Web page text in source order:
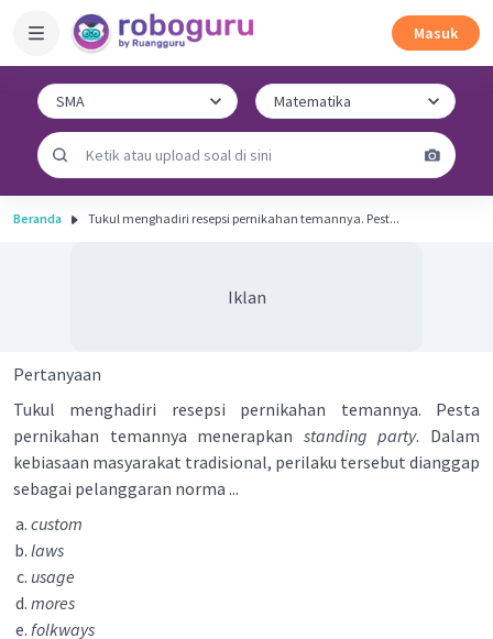
Masuk
Beranda Tukul menghadiri resepsi pernikahan temannya. Pest...
Iklan
Pertanyaan
Tukul menghadiri resepsi pernikahan temannya. Pesta
pernikahan temannya menerapkan standing party. Dalam
kebiasaan masyarakat tradisional, perilaku tersebut dianggap
sebagai pelanggaran norma ...
custom
laws
usage
mores
folkways